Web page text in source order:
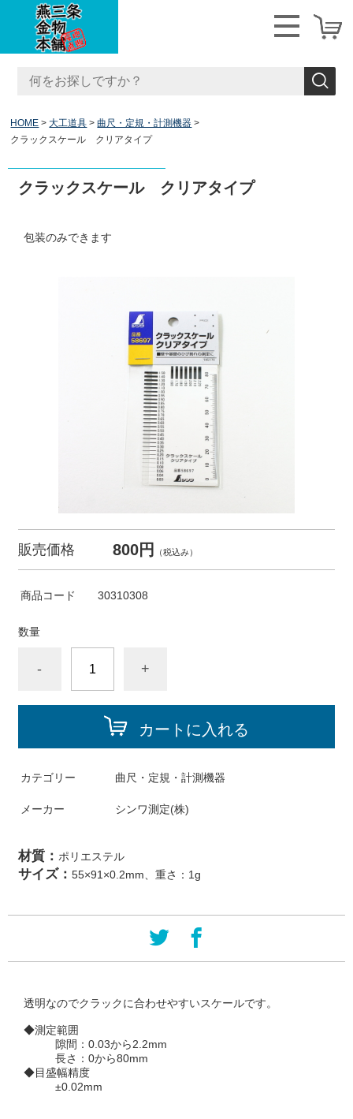
HOME 大工道具
曲尺・定規・計測機器
クラックスケール クリアタイプ
クラックスケール クリアタイプ
包装のみできます
販売価格 800円 （税込み）
商品コード 30310308
数量
- +
カートに入れる
カテゴリー 曲尺・定規・計測機器
メーカー シンワ測定(株)
材質： ポリエステル
サイズ： 55×91×0.2mm、重さ：1g
透明なのでクラックに合わせやすいスケールです。
◆測定範囲
隙間：0.03から2.2mm
長さ：0から80mm
◆目盛幅精度
±0.02mm